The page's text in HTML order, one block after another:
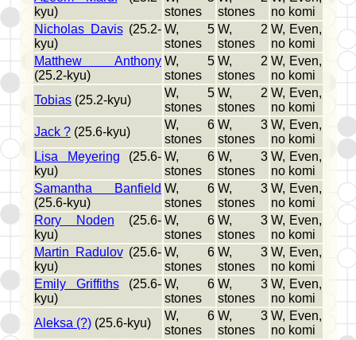
kyu)
stones
stones
no komi
Nicholas Davis(25.2-
kyu)
W, 5
stones
W, 2
stones
W, Even,
no komi
Matthew Anthony
(25.2-kyu)
W, 5
stones
W, 2
stones
W, Even,
no komi
Tobias (25.2-kyu)
W, 5
stones
W, 2
stones
W, Even,
no komi
Jack ? (25.6-kyu)
W, 6
stones
W, 3
stones
W, Even,
no komi
Lisa Meyering (25.6-
kyu)
W, 6
stones
W, 3
stones
W, Even,
no komi
Samantha Banfield
(25.6-kyu)
W, 6
stones
W, 3
stones
W, Even,
no komi
Rory Noden (25.6-
kyu)
W, 6
stones
W, 3
stones
W, Even,
no komi
Martin Radulov(25.6-
kyu)
W, 6
stones
W, 3
stones
W, Even,
no komi
Emily Griffiths(25.6-
kyu)
W, 6
stones
W, 3
stones
W, Even,
no komi
Aleksa (?) (25.6-kyu)
W, 6
stones
W, 3
stones
W, Even,
no komi